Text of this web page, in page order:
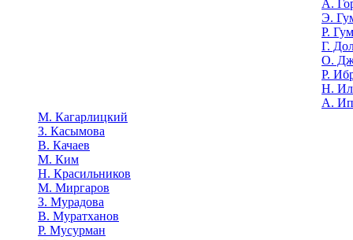
А.
Э.
Р.
Г.
О.
Р.
Н.
А.
М. Кагарлицкий
З. Касымова
В. Качаев
М. Ким
Н. Красильников
М. Миргаров
З. Мурадова
В. Муратханов
Р. Мусурман